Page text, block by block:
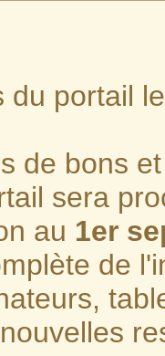
du portail
de bons
sera
au 1er
de